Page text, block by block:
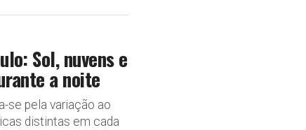
Sol, nuvens e
a noite
se pela variação ao
distintas em cada